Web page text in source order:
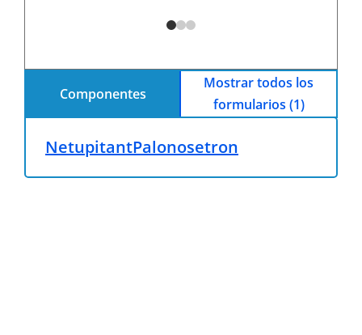
Componentes
Mostrar todos los
formularios (1)
NetupitantPalonosetron